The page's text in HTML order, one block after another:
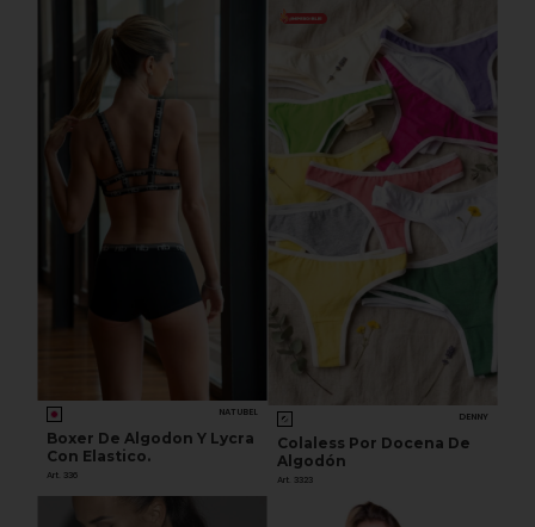
NATUBEL
Boxer De Algodon Y Lycra
Con Elastico.
Art. 336
DENNY
Colaless Por Docena De
Algodón
Art. 3323